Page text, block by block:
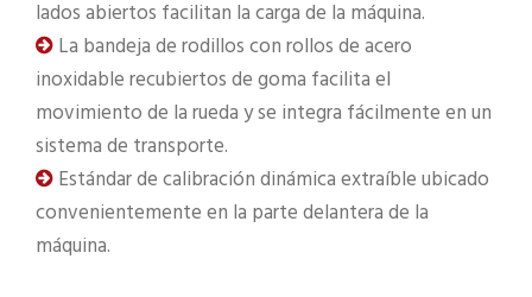
lados abiertos facilitan la carga de la máquina.
La bandeja de rodillos con rollos de acero
inoxidable recubiertos de goma facilita el
movimiento de la rueda y se integra fácilmente en un
sistema de transporte.
Estándar de calibración dinámica extraíble ubicado
convenientemente en la parte delantera de la
máquina.